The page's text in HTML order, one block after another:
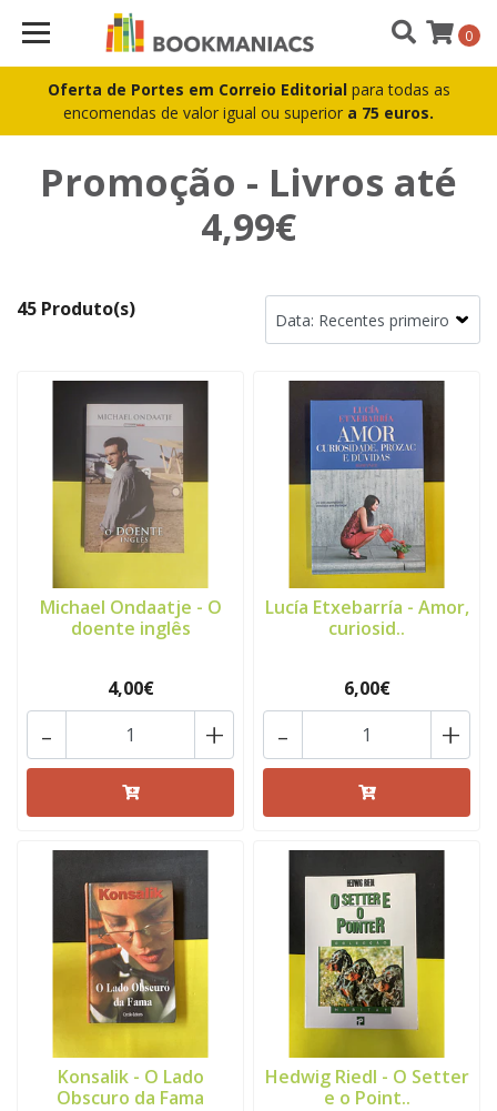
Oferta de Portes em Correio Editorial para todas as
encomendas de valor igual ou superior a 75 euros.
0
Promoção - Livros até
4,99€
45 Produto(s)
Michael Ondaatje - O
doente inglês
4,00€
+
-
Lucía Etxebarría - Amor,
curiosid..
6,00€
+
-
Konsalik - O Lado
Obscuro da Fama
Hedwig Riedl - O Setter
e o Point..